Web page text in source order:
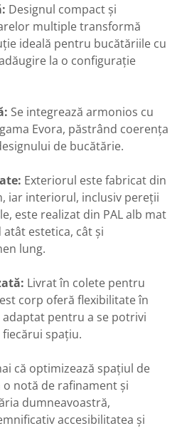
Designul compact și
multiple transformă
ideală pentru bucătăriile cu
la o configurație
Se integrează armonios cu
Evora, păstrând coerența
de bucătărie.
Exteriorul este fabricat din
iar interiorul, inclusiv pereții
este realizat din PAL alb mat
estetica, cât și
lung.
Livrat în colete pentru
corp oferă flexibilitate în
pentru a se potrivi
spațiu.
că optimizează spațiul de
notă de rafinament și
dumneavoastră,
accesibilitatea și